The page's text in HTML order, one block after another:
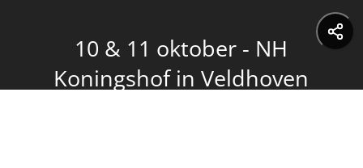
10 & 11 oktober - NH
Koningshof in Veldhoven